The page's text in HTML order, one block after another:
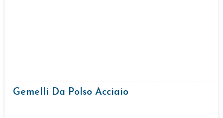
Gemelli Da Polso Acciaio